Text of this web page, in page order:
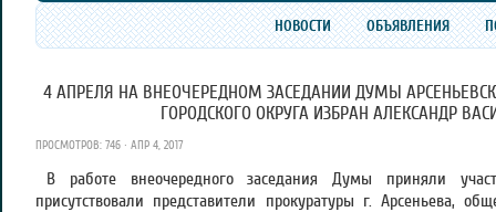
НОВОСТИ ОБЪЯВЛЕНИЯ
4 АПРЕЛЯ НА ВНЕОЧЕРЕДНОМ ЗАСЕДАНИИ ДУМЫ
ГОРОДСКОГО ОКРУГА ИЗБРАН АЛЕКСАНДР
ПРОСМОТРОВ: 746 · АПР 4, 2017
В работе внеочередного заседания Думы приняли
присутствовали представители прокуратуры г. Арсеньева,